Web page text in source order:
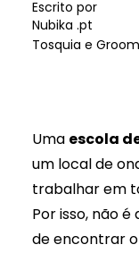
Escrito por
Nubika .pt
Tosquia e
Uma escola
um local de
trabalhar em
Por isso, não
de encontrar